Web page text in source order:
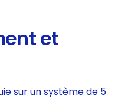
et
sur un système de 5